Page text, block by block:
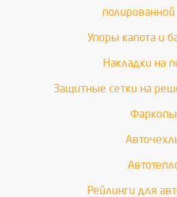
полированной
Упоры капота и
Накладки на
Защитные сетки на
Фаркопы
Рейлинги для